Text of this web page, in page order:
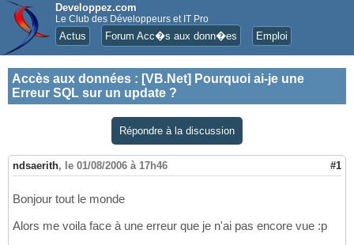
Developpez.com
Le Club des Développeurs et IT Pro
Actus Forum Acc�s aux donn�es Emploi
Accès aux données : [VB.Net] Pourquoi ai-je une
Erreur SQL sur un update ?
Répondre à la discussion
ndsaerith, le 01/08/2006 à 17h46 #1
Bonjour tout le monde
Alors me voila face à une erreur que je n'ai pas encore vue :p